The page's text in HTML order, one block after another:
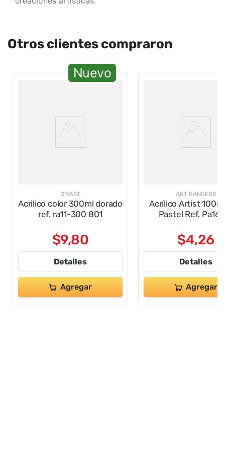
Otros clientes compraron
Nuevo
DMAST
Acrilico color 300ml dorado
ref. ra11-300 801
$9,80
Detalles
Agregar
ART RANGERS
Acrílico Artist
Pastel Ref.
$4,26
Detalles
Agregar